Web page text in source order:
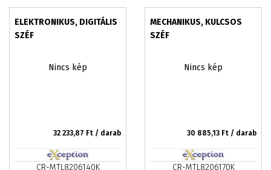
ELEKTRONIKUS, DIGITÁLIS
SZÉF
Nincs kép
32 233,87 Ft / darab
CR-MTL8206140K
MECHANIKUS, KULCSOS
SZÉF
Nincs kép
30 885,13 Ft / darab
CR-MTL8206170K